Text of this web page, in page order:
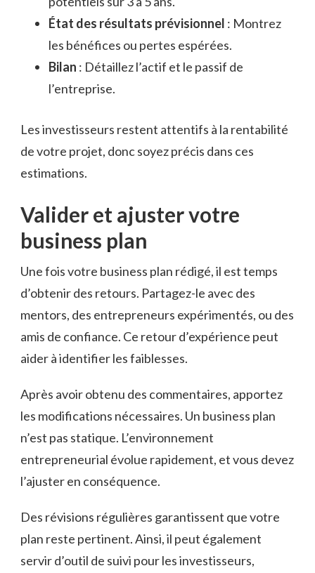
État des résultats prévisionnel : Montrez
les bénéfices ou pertes espérées.
Bilan : Détaillez l’actif et le passif de
l’entreprise.
Les investisseurs restent attentifs à la rentabilité
de votre projet, donc soyez précis dans ces
estimations.
Valider et ajuster votre
business plan
Une fois votre business plan rédigé, il est temps
d’obtenir des retours. Partagez-le avec des
mentors, des entrepreneurs expérimentés, ou des
amis de confiance. Ce retour d’expérience peut
aider à identifier les faiblesses.
Après avoir obtenu des commentaires, apportez
les modifications nécessaires. Un business plan
n’est pas statique. L’environnement
entrepreneurial évolue rapidement, et vous devez
l’ajuster en conséquence.
Des révisions régulières garantissent que votre
plan reste pertinent. Ainsi, il peut également
servir d’outil de suivi pour les investisseurs,